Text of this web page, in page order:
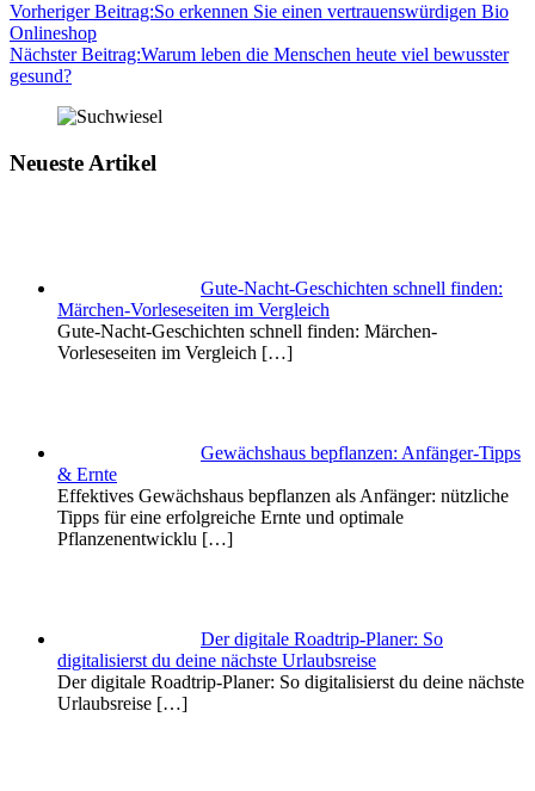
Vorheriger Beitrag:So erkennen Sie einen vertrauenswürdigen Bio
Onlineshop
Nächster Beitrag:Warum leben die Menschen heute viel bewusster
gesund?
Neueste Artikel
Gute-Nacht-Geschichten schnell finden:
Märchen-Vorleseseiten im Vergleich
Gute-Nacht-Geschichten schnell finden: Märchen-
Vorleseseiten im Vergleich […]
Gewächshaus bepflanzen: Anfänger-Tipps
& Ernte
Effektives Gewächshaus bepflanzen als Anfänger: nützliche
Tipps für eine erfolgreiche Ernte und optimale
Pflanzenentwicklu […]
Der digitale Roadtrip-Planer: So
digitalisierst du deine nächste Urlaubsreise
Der digitale Roadtrip-Planer: So digitalisierst du deine nächste
Urlaubsreise […]